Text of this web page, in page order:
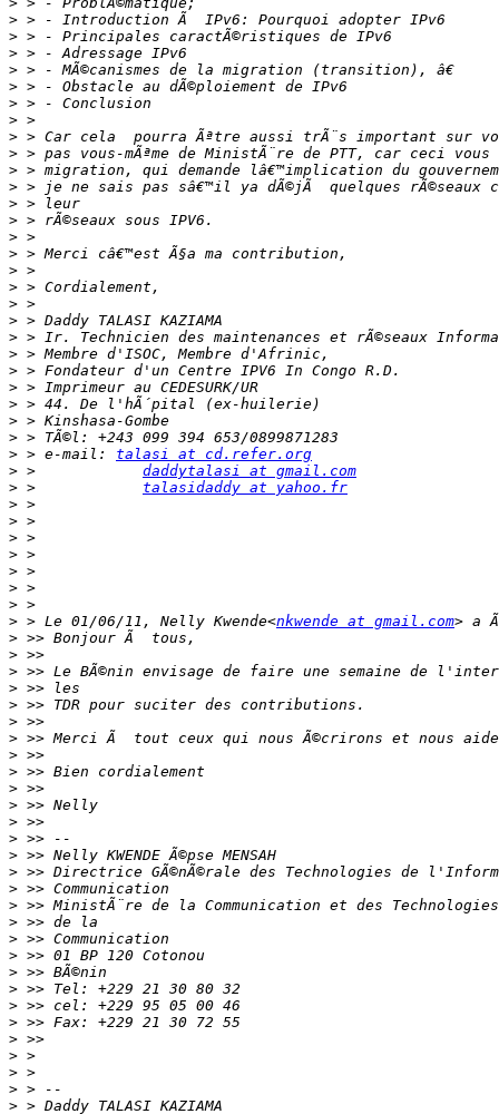
>
>
>
>
>
>
>
>
>
>
>
>
>
>
>
>
>
>
>
>
>
>
>
>
>
>
> > e-mail: talasi at cd.refer.org
> > daddytalasi at gmail.com
> > talasidaddy at yahoo.fr
>
>
>
>
>
>
>
> > Le 01/06/11, Nelly Kwende<nkwende at gmail.com
>
>
>
>
>
>
>
>
>
>
>
>
>
>
>
>
>
>
>
>
>
>
>
>
>
>
>
>
>